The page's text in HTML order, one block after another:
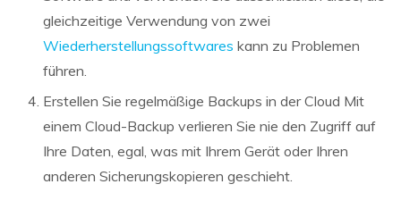
gleichzeitige Verwendung von zwei
Wiederherstellungssoftwares kann zu Problemen
führen.
Erstellen Sie regelmäßige Backups in der Cloud Mit
einem Cloud-Backup verlieren Sie nie den Zugriff auf
Ihre Daten, egal, was mit Ihrem Gerät oder Ihren
anderen Sicherungskopieren geschieht.